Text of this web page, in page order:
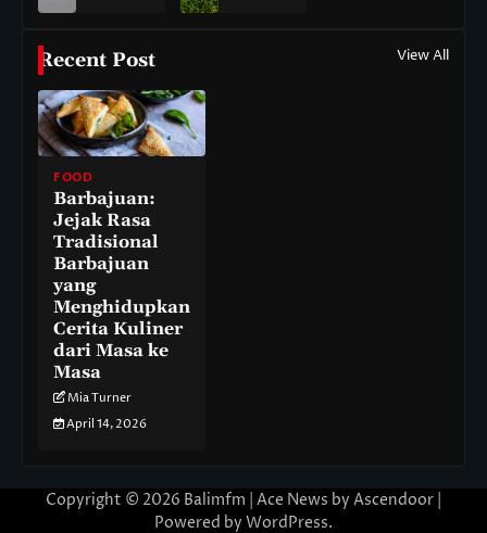
Recent Post View All
FOOD
Barbajuan:
Jejak Rasa
Tradisional
Barbajuan
yang
Menghidupkan
Cerita Kuliner
dari Masa ke
Masa
Mia Turner
April 14, 2026
Copyright © 2026 Balimfm | Ace News by Ascendoor
Powered by WordPress.